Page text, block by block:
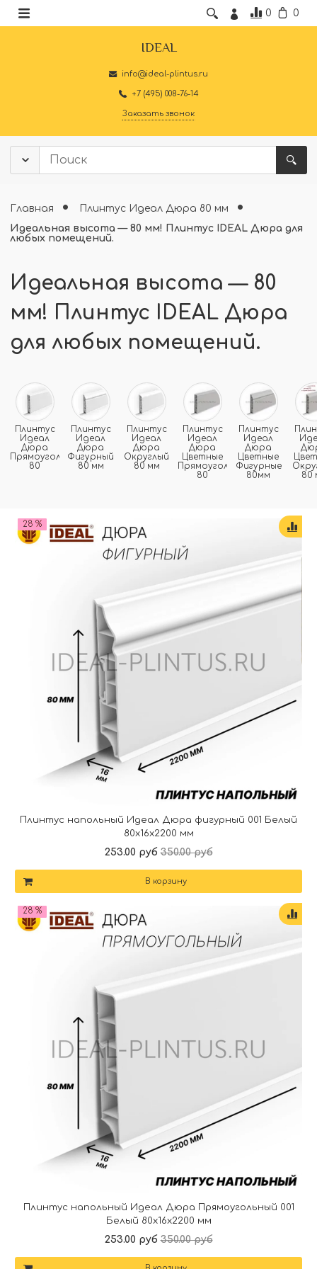
0 0
IDEAL
info@ideal-plintus.ru
+7 (495) 008-76-14
Заказать звонок
Главная
Плинтус Идеал Дюра 80 мм
Идеальная высота — 80 мм! Плинтус IDEAL Дюра для
любых помещений.
Идеальная высота — 80
мм! Плинтус IDEAL Дюра
для любых помещений.
Плинтус
Идеал
Дюра
Прямоугольный
80
Плинтус
Идеал
Дюра
Фигурный
80 мм
Плинтус
Идеал
Дюра
Округлый
80 мм
Плинтус
Идеал
Дюра
Цветные
Прямоугольные
80
Плинтус
Идеал
Дюра
Цветные
Фигурные
80мм
80
28 %
Плинтус напольный Идеал Дюра фигурный 001 Белый
80x16x2200 мм
253.00 руб 350.00 руб
В корзину
28 %
Плинтус напольный Идеал Дюра Прямоугольный 001
Белый 80x16x2200 мм
253.00 руб 350.00 руб